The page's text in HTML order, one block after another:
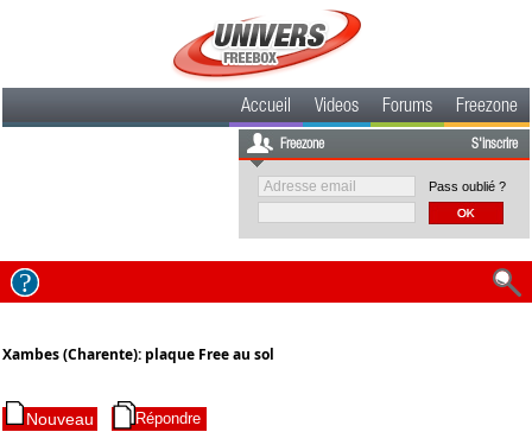
Accueil Videos Forums Freezone
Freezone S'inscrire
Pass oublié ?
Xambes (Charente): plaque Free au sol